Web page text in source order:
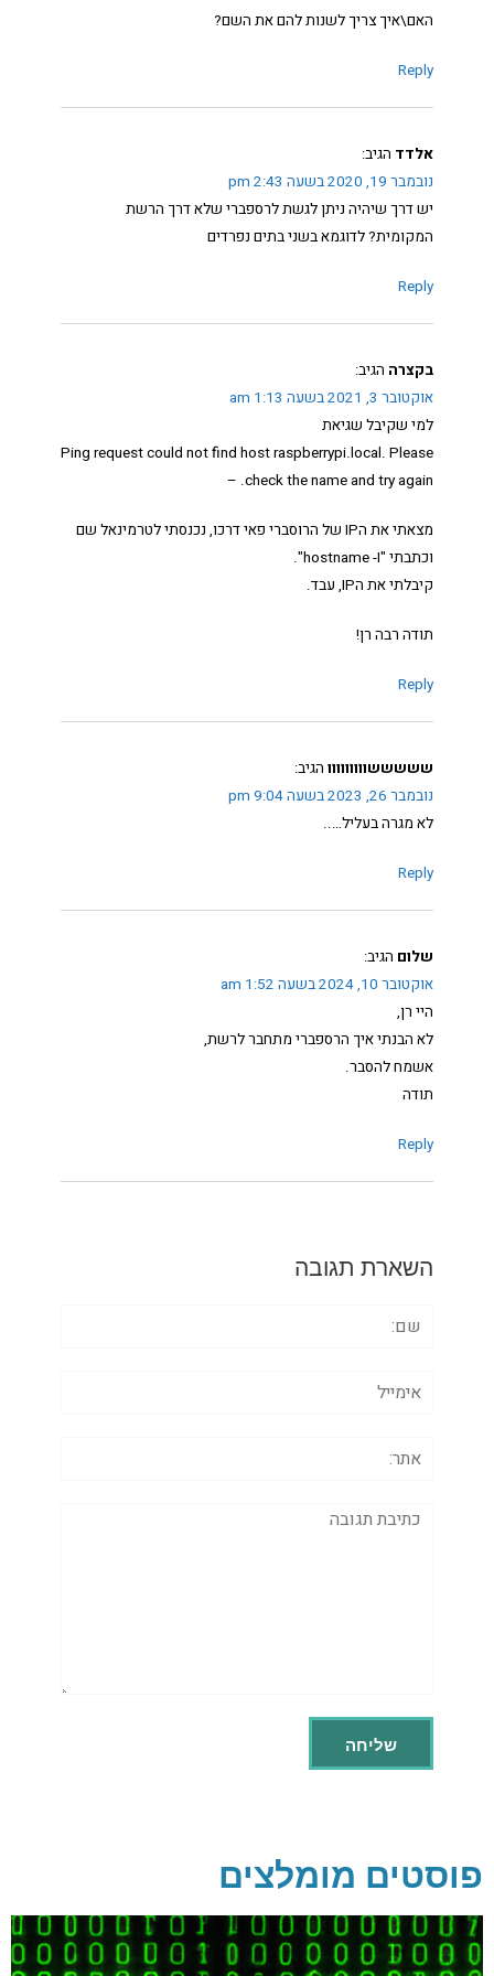
האם\איך צריך לשנות להם את השם?
Reply
אלדד הגיב:
נובמבר 19, 2020 בשעה 2:43 pm
יש דרך שיהיה ניתן לגשת לרספברי שלא דרך הרשת
המקומית? לדוגמא בשני בתים נפרדים
Reply
בקצרה הגיב:
אוקטובר 3, 2021 בשעה 1:13 am
למי שקיבל שגיאת
Ping request could not find host raspberrypi.local. Please
check the name and try again. –
מצאתי את הIP של הרוסברי פאי דרכו, נכנסתי לטרמינאל שם
וכתבתי "hostname -I".
קיבלתי את הIP, עבד.
תודה רבה רן!
Reply
שששששווווווווו הגיב:
נובמבר 26, 2023 בשעה 9:04 pm
לא מגרה בעליל…..
Reply
שלום הגיב:
אוקטובר 10, 2024 בשעה 1:52 am
היי רן,
לא הבנתי איך הרספברי מתחבר לרשת,
אשמח להסבר.
תודה
Reply
השארת תגובה
תגובה
פוסטים מומלצים